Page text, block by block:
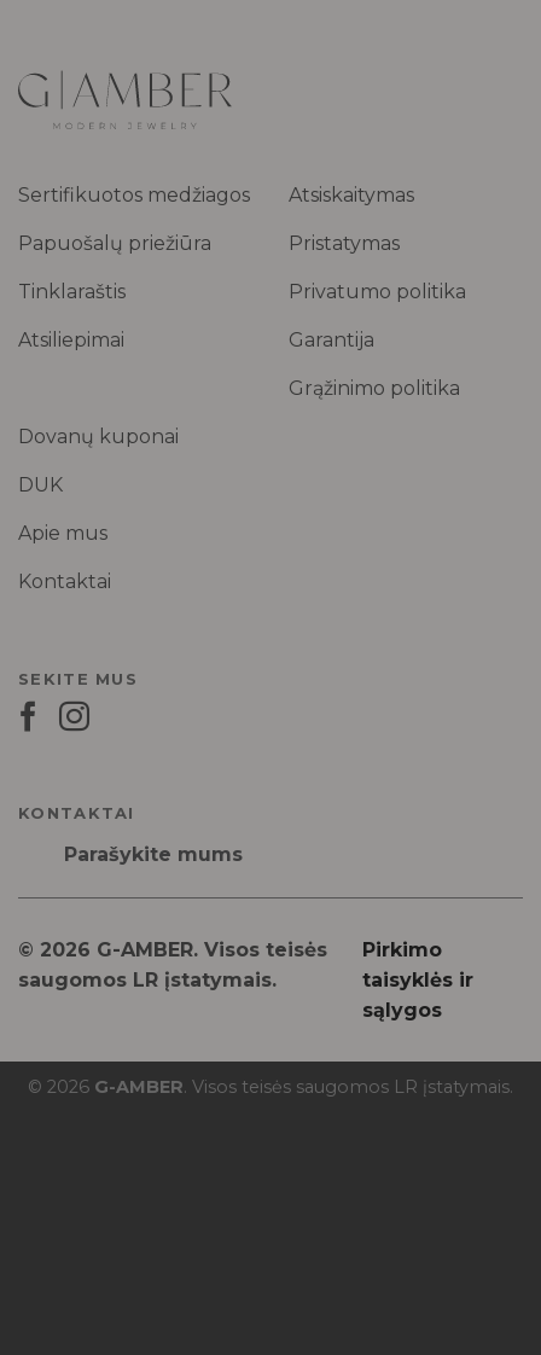
Sertifikuotos medžiagos
Papuošalų priežiūra
Tinklaraštis
Atsiliepimai
Atsiskaitymas
Pristatymas
Privatumo politika
Garantija
Grąžinimo politika
Dovanų kuponai
DUK
Apie mus
Kontaktai
SEKITE MUS
KONTAKTAI
Parašykite mums
© 2026 G-AMBER. Visos teisės
saugomos LR įstatymais.
Pirkimo
taisyklės ir
sąlygos
© 2026 G-AMBER. Visos teisės saugomos LR įstatymais.